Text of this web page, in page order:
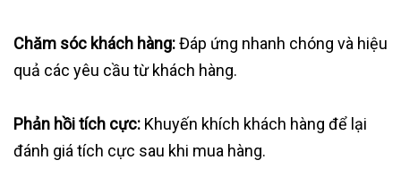
Chăm sóc khách hàng:Đáp ứng nhanh chóng và hiệu
quả các yêu cầu từ khách hàng.
Phản hồi tích cực: Khuyến khích khách hàng để lại
đánh giá tích cực sau khi mua hàng.